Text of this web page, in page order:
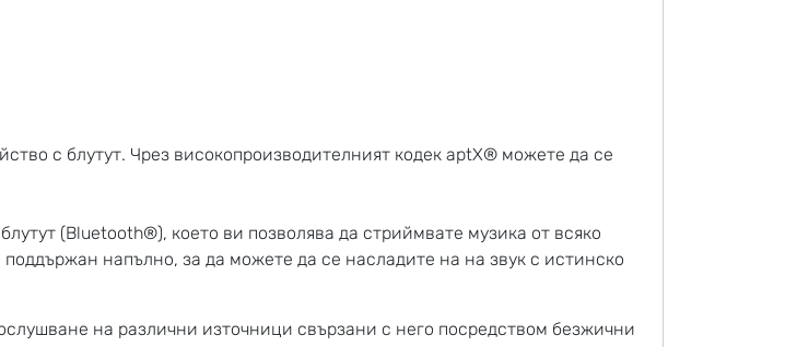
с блутут. Чрез високопроизводителният кодек aptX® можете да се
(Bluetooth®), което ви позволява да стриймвате музика от всяко
напълно, за да можете да се насладите на на звук с истинско
на различни източници свързани с него посредством безжични